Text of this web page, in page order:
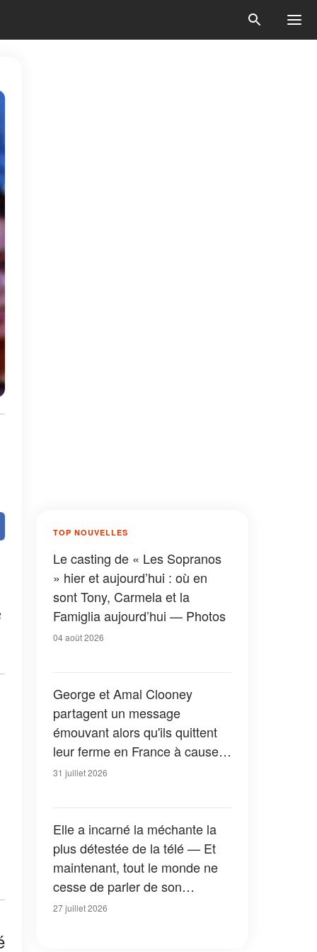
TOP NOUVELLES
Le casting de « Les Sopranos
» hier et aujourd’hui : où en
sont Tony, Carmela et la
Famiglia aujourd’hui — Photos
04 août 2026
George et Amal Clooney
partagent un message
émouvant alors qu'ils quittent
leur ferme en France à cause
des feux de forêt — Tous les
31 juillet 2026
Elle a incarné la méchante la
plus détestée de la télé — Et
maintenant, tout le monde ne
cesse de parler de son
apparition dans la nouvelle
27 juillet 2026